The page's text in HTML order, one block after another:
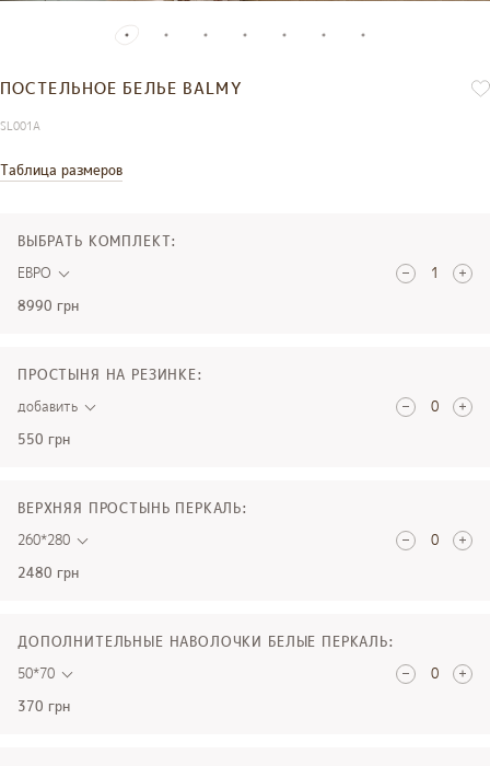
ПОСТЕЛЬНОЕ БЕЛЬЕ BALMY
SL001A
Таблица размеров
ВЫБРАТЬ КОМПЛЕКТ:
ЕВРО
8990 грн
ПРОСТЫНЯ НА РЕЗИНКЕ:
добавить
550 грн
ВЕРХНЯЯ ПРОСТЫНЬ ПЕРКАЛЬ:
260*280
2480 грн
ДОПОЛНИТЕЛЬНЫЕ НАВОЛОЧКИ БЕЛЫЕ ПЕРКАЛЬ:
50*70
370 грн